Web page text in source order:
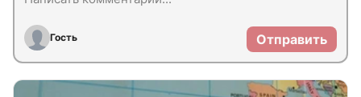
Гость Отправить